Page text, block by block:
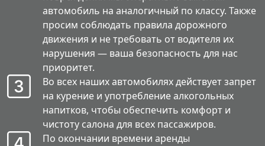
автомобиль на аналогичный по классу. Также
просим соблюдать правила дорожного
движения и не требовать от водителя их
нарушения — ваша безопасность для нас
приоритет.
Во всех наших автомобилях действует запрет
на курение и употребление алкогольных
напитков, чтобы обеспечить комфорт и
чистоту салона для всех пассажиров.
По окончании времени аренды